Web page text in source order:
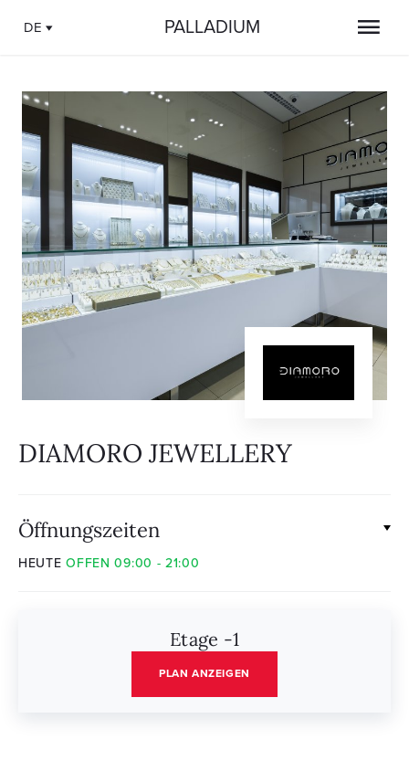
DE PALLADIUM
DIAMORO JEWELLERY
Öffnungszeiten
HEUTEOFFEN 09:00 - 21:00
Etage -1
PLAN ANZEIGEN